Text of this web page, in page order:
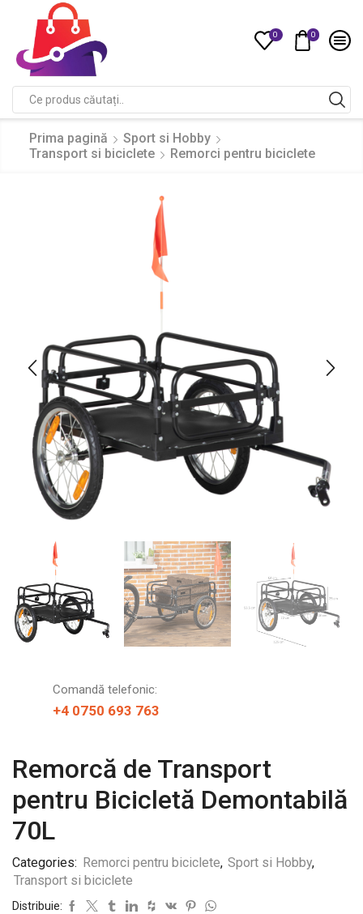
0 0
input
Prima pagină
Sport si Hobby
Transport si biciclete
Remorci pentru biciclete
Comandă telefonic:
+4 0750 693 763
Remorcă de Transport
pentru Bicicletă Demontabilă
70L
Categories: Remorci pentru biciclete, Sport si Hobby,
Transport si biciclete
Distribuie: